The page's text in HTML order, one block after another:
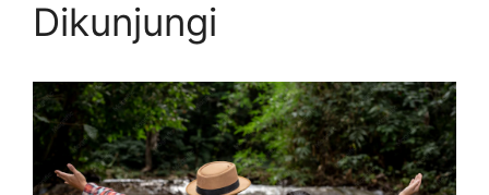
Dikunjungi